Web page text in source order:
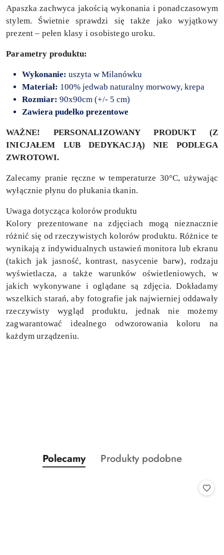
Apaszka zachwyca jakością wykonania i ponadczasowym
stylem. Świetnie sprawdzi się także jako wyjątkowy
prezent – pełen klasy i osobistego uroku.
Parametry produktu:
Wykonanie: uszyta w Milanówku
Materiał: 100% jedwab naturalny morwowy, krepa
Rozmiar: 90x90cm (+/- 5 cm)
Zawiera pudełko prezentowe
WAŻNE! PERSONALIZOWANY PRODUKT (Z
INICJAŁEM LUB DEDYKACJĄ) NIE PODLEGA
ZWROTOWI.
Zalecamy pranie ręczne w temperaturze 30°C, używając
wyłącznie płynu do płukania tkanin.
Uwaga dotycząca kolorów produktu
Kolory prezentowane na zdjęciach mogą nieznacznie
różnić się od rzeczywistych kolorów produktu. Różnice te
wynikają z indywidualnych ustawień monitora lub ekranu
(takich jak jasność, kontrast, nasycenie barw), rodzaju
wyświetlacza, a także warunków oświetleniowych, w
jakich wykonywane i oglądane są zdjęcia. Dokładamy
wszelkich starań, aby fotografie jak najwierniej oddawały
rzeczywisty wygląd produktu, jednak nie możemy
zagwarantować idealnego odwzorowania koloru na
każdym urządzeniu.
Pomiń karuzelę produktów
Produkty
o
Polecamy
Produkty
Produkty podobne